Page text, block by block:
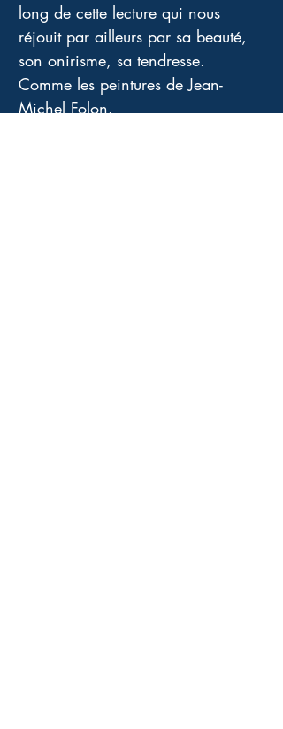
long de cette lecture qui nous
réjouit par ailleurs par sa beauté,
son onirisme, sa tendresse.
Comme les peintures de Jean-
Michel Folon.